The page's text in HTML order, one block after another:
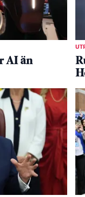
AI än